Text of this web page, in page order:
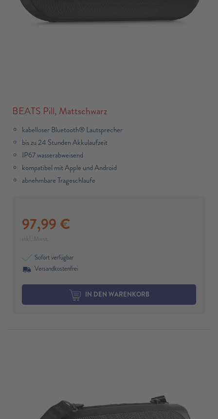
BEATS Pill, Mattschwarz
kabelloser Bluetooth® Lautsprecher
bis zu 24 Stunden Akkulaufzeit
IP67 wasserabweisend
kompatibel mit Apple und Android
abnehmbare Trageschlaufe
97,99 €
inkl. Mwst.
Sofort verfügbar
Versandkostenfrei
IN DEN WARENKORB